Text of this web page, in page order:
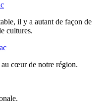
il y a autant de façon de
cultures.
au cœur de notre région.